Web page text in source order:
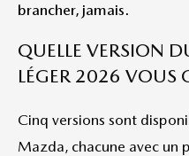
brancher, jamais.
QUELLE VERSION
LÉGER 2026 VOUS
Cinq versions sont
Mazda, chacune avec un